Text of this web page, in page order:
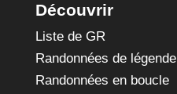
Découvrir
Liste de GR
Randonnées de légende
Randonnées en boucle